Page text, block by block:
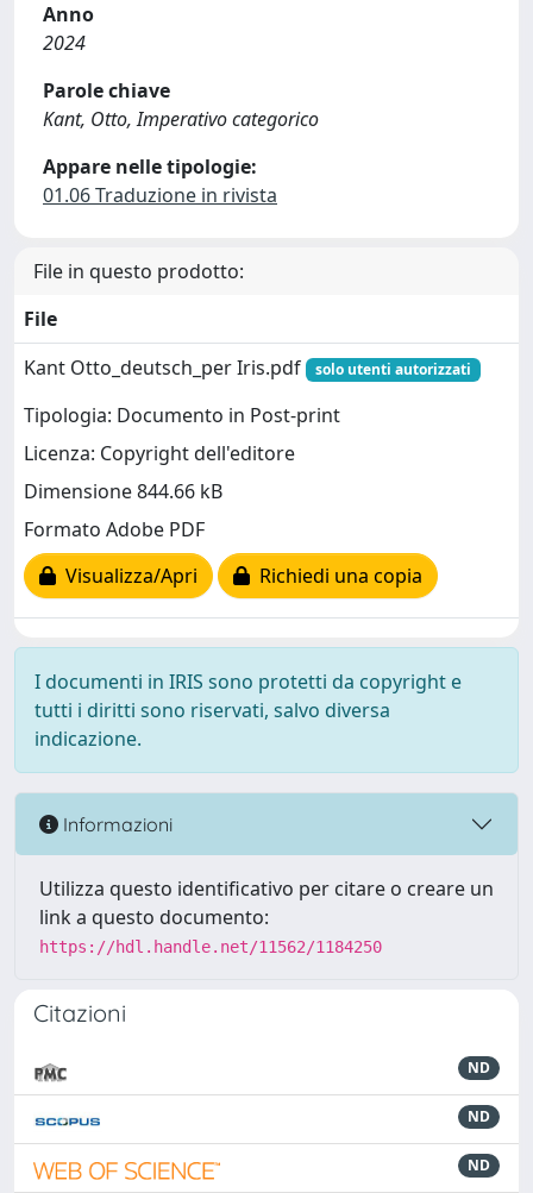
Anno
2024
Parole chiave
Kant, Otto, Imperativo categorico
Appare nelle tipologie:
01.06 Traduzione in rivista
File in questo prodotto:
File
Kant Otto_deutsch_per Iris.pdf
solo utenti autorizzati
Tipologia: Documento in Post-print
Licenza: Copyright dell'editore
Dimensione 844.66 kB
Formato Adobe PDF
Visualizza/Apri
Richiedi una copia
I documenti in IRIS sono protetti da copyright e
tutti i diritti sono riservati, salvo diversa
indicazione.
Informazioni
Utilizza questo identificativo per citare o creare un
link a questo documento:
https://hdl.handle.net/11562/1184250
Citazioni
ND
ND
ND